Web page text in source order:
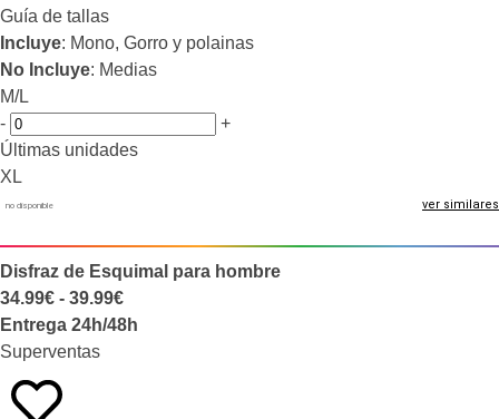
Guía de tallas
Incluye: Mono, Gorro y polainas
No Incluye: Medias
M/L
-
+
Últimas unidades
XL
no disponible ver similares
Disfraz de Esquimal para hombre
34.99€ - 39.99€
Entrega 24h/48h
Superventas